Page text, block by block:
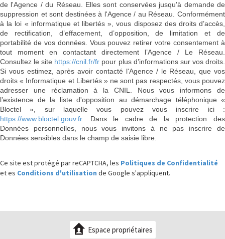
de l'Agence / du Réseau. Elles sont conservées jusqu'à demande de
suppression et sont destinées à l'Agence / au Réseau. Conformément
à la loi « informatique et libertés », vous disposez des droits d’accès,
de rectification, d’effacement, d’opposition, de limitation et de
portabilité de vos données. Vous pouvez retirer votre consentement à
tout moment en contactant directement l’Agence / Le Réseau.
Consultez le site https://cnil.fr/fr pour plus d’informations sur vos droits.
Si vous estimez, après avoir contacté l'Agence / le Réseau, que vos
droits « Informatique et Libertés » ne sont pas respectés, vous pouvez
adresser une réclamation à la CNIL. Nous vous informons de
l’existence de la liste d'opposition au démarchage téléphonique «
Bloctel », sur laquelle vous pouvez vous inscrire ici :
https://www.bloctel.gouv.fr. Dans le cadre de la protection des
Données personnelles, nous vous invitons à ne pas inscrire de
Données sensibles dans le champ de saisie libre.
Ce site est protégé par reCAPTCHA, les Politiques de Confidentialité
et es Conditions d'utilisation de Google s'appliquent.
Espace propriétaires